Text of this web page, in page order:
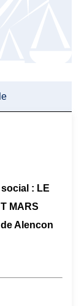
: LE
MARS
Alencon